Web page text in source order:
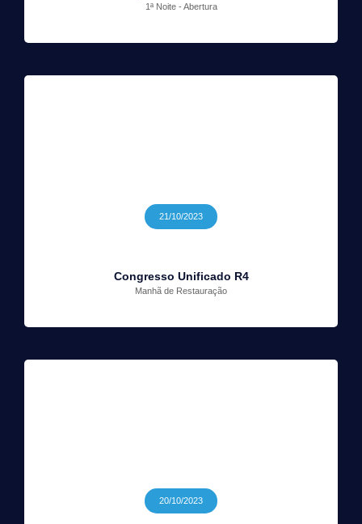
1ª Noite - Abertura
21/10/2023
Congresso Unificado R4
Manhã de Restauração
20/10/2023